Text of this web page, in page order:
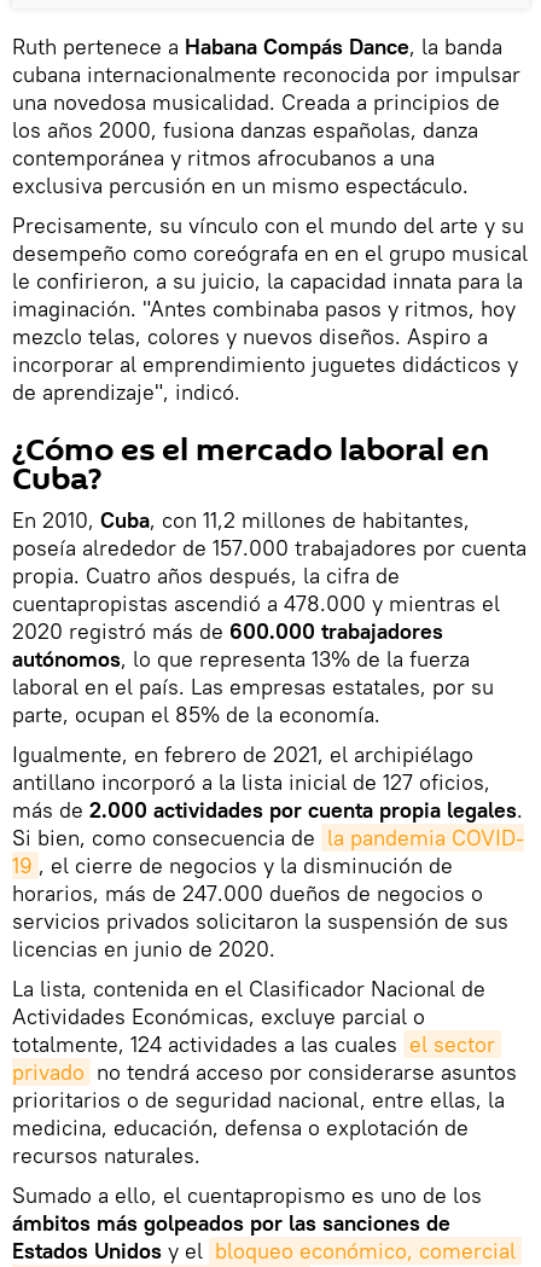
Ruth pertenece a Habana Compás Dance, la banda
cubana internacionalmente reconocida por impulsar
una novedosa musicalidad. Creada a principios de
los años 2000, fusiona danzas españolas, danza
contemporánea y ritmos afrocubanos a una
exclusiva percusión en un mismo espectáculo.
Precisamente, su vínculo con el mundo del arte y su
desempeño como coreógrafa en en el grupo musical
le confirieron, a su juicio, la capacidad innata para la
imaginación. "Antes combinaba pasos y ritmos, hoy
mezclo telas, colores y nuevos diseños. Aspiro a
incorporar al emprendimiento juguetes didácticos y
de aprendizaje", indicó.
¿Cómo es el mercado laboral en
Cuba?
En 2010, Cuba, con 11,2 millones de habitantes,
poseía alrededor de 157.000 trabajadores por cuenta
propia. Cuatro años después, la cifra de
cuentapropistas ascendió a 478.000 y mientras el
2020 registró más de 600.000 trabajadores
autónomos, lo que representa 13% de la fuerza
laboral en el país. Las empresas estatales, por su
parte, ocupan el 85% de la economía.
Igualmente, en febrero de 2021, el archipiélago
antillano incorporó a la lista inicial de 127 oficios,
más de 2.000 actividades por cuenta propia legales.
Si bien, como consecuencia de la pandemia COVID-
19 , el cierre de negocios y la disminución de
horarios, más de 247.000 dueños de negocios o
servicios privados solicitaron la suspensión de sus
licencias en junio de 2020.
La lista, contenida en el Clasificador Nacional de
Actividades Económicas, excluye parcial o
totalmente, 124 actividades a las cuales el sector
privado no tendrá acceso por considerarse asuntos
prioritarios o de seguridad nacional, entre ellas, la
medicina, educación, defensa o explotación de
recursos naturales.
Sumado a ello, el cuentapropismo es uno de los
ámbitos más golpeados por las sanciones de
Estados Unidos y el bloqueo económico, comercial